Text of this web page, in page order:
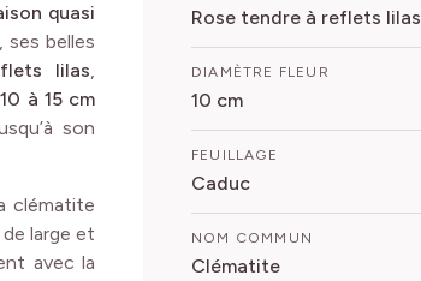
quasi
ses belles
lilas,
10 à 15 cm
son
clématite
large et
avec la
Rose tendre à reflets lilas
DIAMÈTRE FLEUR
10 cm
FEUILLAGE
Caduc
NOM COMMUN
Clématite